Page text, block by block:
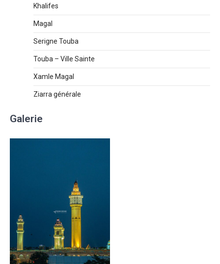
Khalifes
Magal
Serigne Touba
Touba – Ville Sainte
Xamle Magal
Ziarra générale
Galerie